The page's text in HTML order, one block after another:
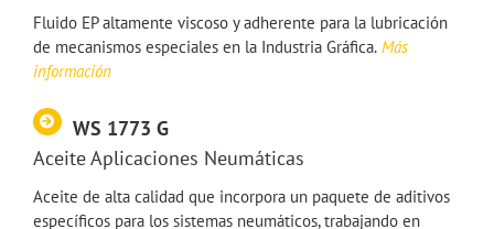
Fluido EP altamente viscoso y adherente para la lubricación
de mecanismos especiales en la Industria Gráfica. Más
información
WS 1773 G
Aceite Aplicaciones Neumáticas
Aceite de alta calidad que incorpora un paquete de aditivos
específicos para los sistemas neumáticos, trabajando en